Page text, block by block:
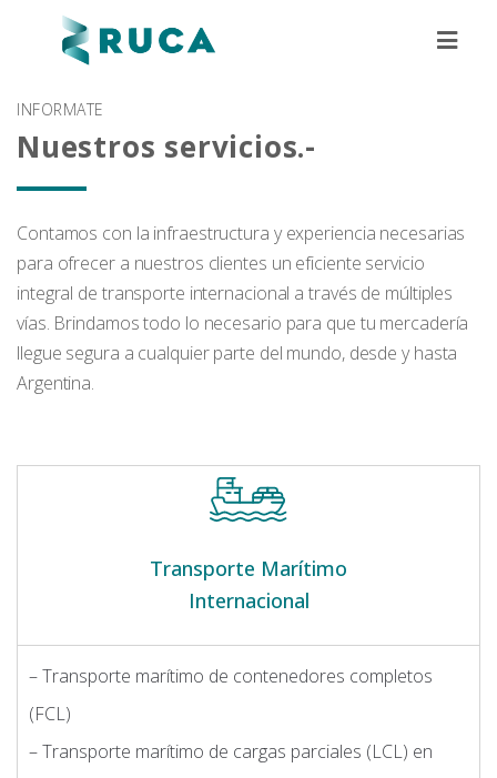
INFORMATE
Nuestros servicios.-
Contamos con la infraestructura y experiencia necesarias
para ofrecer a nuestros clientes un eficiente servicio
integral de transporte internacional a través de múltiples
vías. Brindamos todo lo necesario para que tu mercadería
llegue segura a cualquier parte del mundo, desde y hasta
Argentina.
Transporte Marítimo
Internacional
– Transporte marítimo de contenedores completos
(FCL)
– Transporte marítimo de cargas parciales (LCL) en